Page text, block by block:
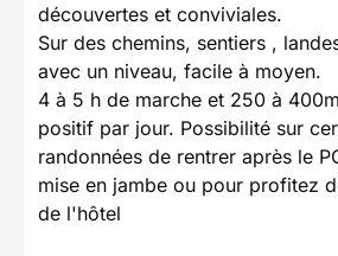
découvertes et conviviales.
Sur des chemins, sentiers ,
avec un niveau, facile à moyen.
4 à 5 h de marche et 250 à
positif par jour. Possibilité sur
randonnées de rentrer après le
mise en jambe ou pour profitez
de l'hôtel